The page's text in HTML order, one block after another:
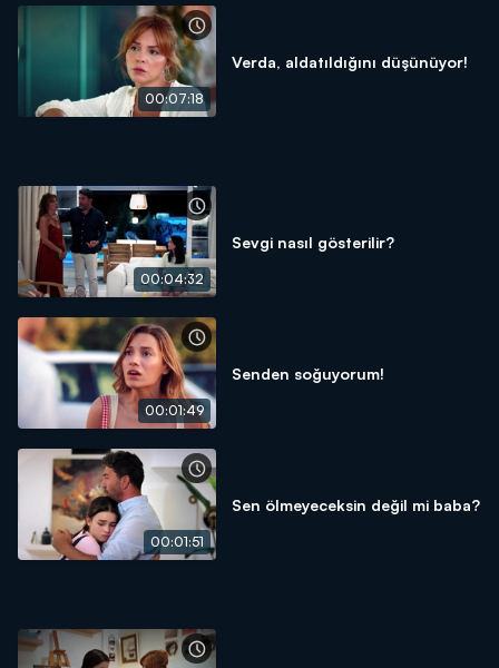
00:07:18
Verda, aldatıldığını düşünüyor!
00:04:32
Sevgi nasıl gösterilir?
00:01:49
Senden soğuyorum!
00:01:51
Sen ölmeyeceksin değil mi baba?